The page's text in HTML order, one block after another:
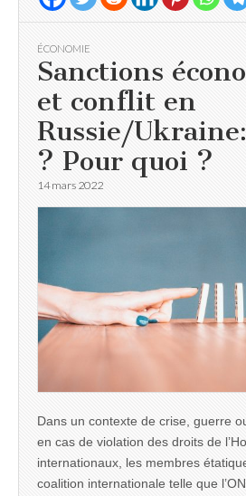
ÉCONOMIE
Sanctions
et conflit en
Russie/
? Pour quoi ?
14 mars 2022
Dans un contexte de crise, guerre
en cas de violation des droits de
internationaux, les membres
coalition internationale telle que